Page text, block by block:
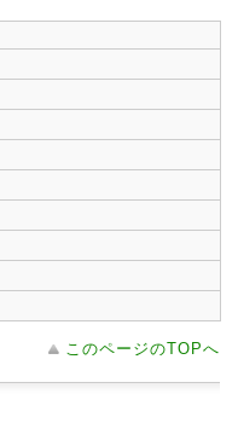
このページのTOPへ